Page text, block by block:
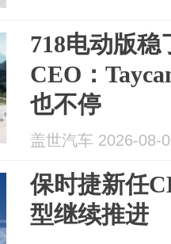
718电动版稳
CEO：
也不停
盖世汽车 2026-08-
保时捷新任
型继续推进